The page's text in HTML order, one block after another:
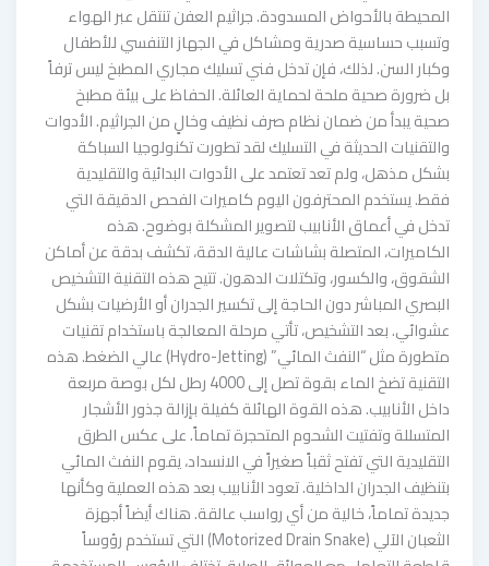
المحيطة بالأحواض المسدودة. جراثيم العفن تنتقل عبر الهواء
وتسبب حساسية صدرية ومشاكل في الجهاز التنفسي للأطفال
وكبار السن. لذلك، فإن تدخل فني تسليك مجاري المطبخ ليس ترفاً
بل ضرورة صحية ملحة لحماية العائلة. الحفاظ على بيئة مطبخ
صحية يبدأ من ضمان نظام صرف نظيف وخالٍ من الجراثيم. الأدوات
والتقنيات الحديثة في التسليك لقد تطورت تكنولوجيا السباكة
بشكل مذهل، ولم تعد تعتمد على الأدوات البدائية والتقليدية
فقط. يستخدم المحترفون اليوم كاميرات الفحص الدقيقة التي
تدخل في أعماق الأنابيب لتصوير المشكلة بوضوح. هذه
الكاميرات، المتصلة بشاشات عالية الدقة، تكشف بدقة عن أماكن
الشقوق، والكسور، وتكتلات الدهون. تتيح هذه التقنية التشخيص
البصري المباشر دون الحاجة إلى تكسير الجدران أو الأرضيات بشكل
عشوائي. بعد التشخيص، تأتي مرحلة المعالجة باستخدام تقنيات
متطورة مثل “النفث المائي” (Hydro-Jetting) عالي الضغط. هذه
التقنية تضخ الماء بقوة تصل إلى 4000 رطل لكل بوصة مربعة
داخل الأنابيب. هذه القوة الهائلة كفيلة بإزالة جذور الأشجار
المتسللة وتفتيت الشحوم المتحجرة تماماً. على عكس الطرق
التقليدية التي تفتح ثقباً صغيراً في الانسداد، يقوم النفث المائي
بتنظيف الجدران الداخلية. تعود الأنابيب بعد هذه العملية وكأنها
جديدة تماماً، خالية من أي رواسب عالقة. هناك أيضاً أجهزة
الثعبان الآلي (Motorized Drain Snake) التي تستخدم رؤوساً